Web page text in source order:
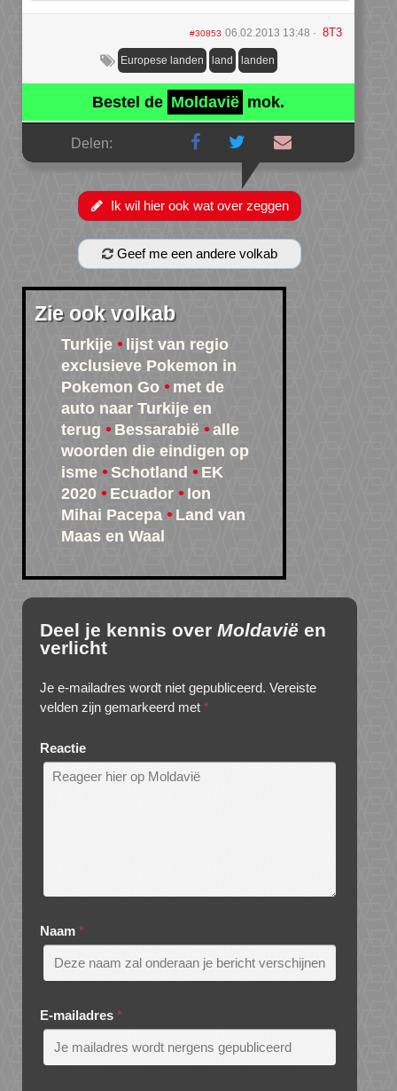
#30853 06.02.2013 13:48 8T3
Europese landen land landen
Bestel de Moldavië mok.
Delen:
Ik wil hier ook wat over zeggen
Geef me een andere volkab
Zie ook volkab
Turkije
lijst van regio
exclusieve Pokemon in
Pokemon Go
met de
auto naar Turkije en
terug
Bessarabië
alle
woorden die eindigen op
isme
Schotland
EK
2020
Ecuador
Ion
Mihai Pacepa
Land van
Maas en Waal
Deel je kennis over Moldavië en
verlicht
Je e-mailadres wordt niet gepubliceerd. Vereiste
velden zijn gemarkeerd met *
Reactie
Naam *
E-mailadres *